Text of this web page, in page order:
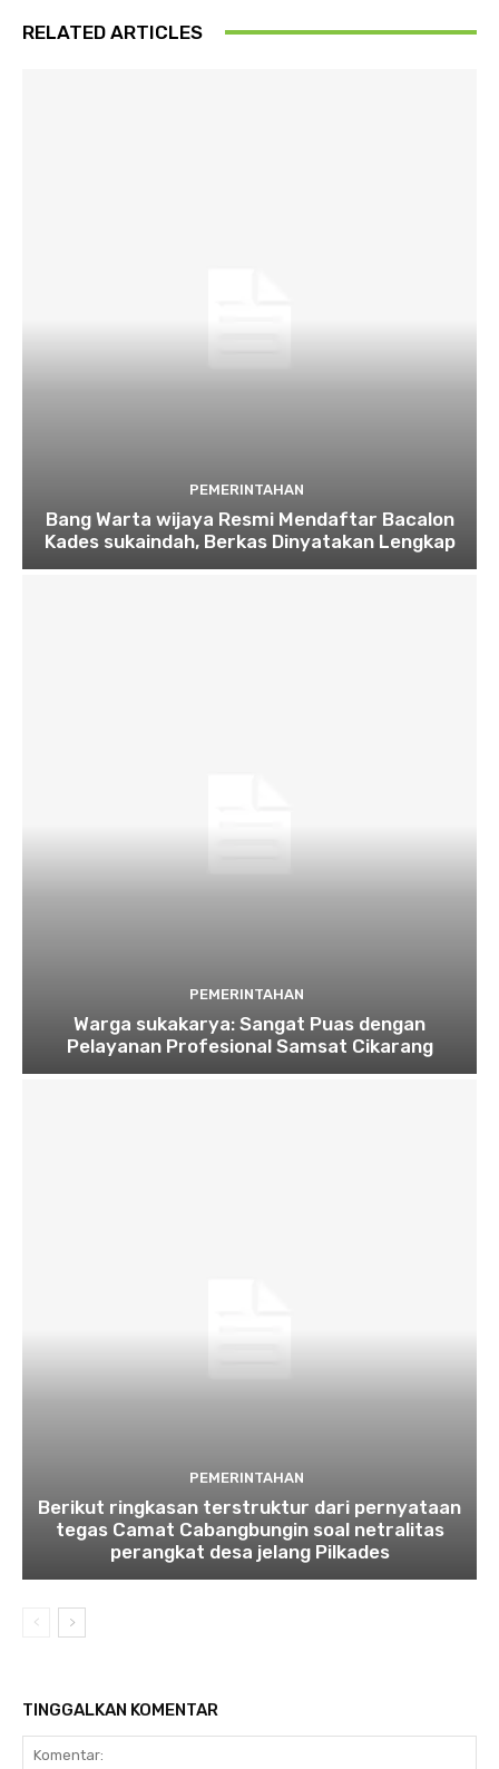
RELATED ARTICLES
PEMERINTAHAN
Bang Warta wijaya Resmi Mendaftar Bacalon
Kades sukaindah, Berkas Dinyatakan Lengkap
PEMERINTAHAN
Warga sukakarya: Sangat Puas dengan
Pelayanan Profesional Samsat Cikarang
PEMERINTAHAN
Berikut ringkasan terstruktur dari pernyataan
tegas Camat Cabangbungin soal netralitas
perangkat desa jelang Pilkades
TINGGALKAN KOMENTAR